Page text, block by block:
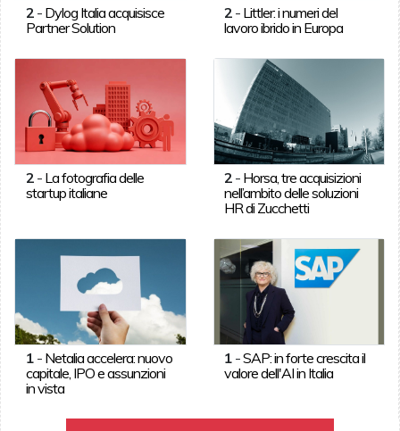
2- Dylog Italia acquisisce
Partner Solution
2 - Littler: i numeri del
lavoro ibrido in Europa
2- La fotografia delle
startup italiane
2 - Horsa, tre acquisizioni
nell’ambito delle soluzioni
HR di Zucchetti
1- Netalia accelera: nuovo
capitale, IPO e assunzioni
in vista
1 -SAP: in forte crescita il
valore dell'AI in Italia